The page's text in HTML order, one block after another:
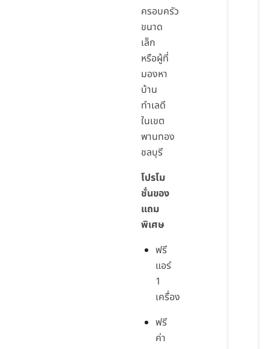
ครอบครัว
ขนาด
เล็ก
หรือผู้ที่
มองหา
บ้าน
ทำเลดี
ในเขต
พานทอง
ชลบุรี
โปรโม
ชั่นของ
แถม
พิเศษ
ฟรี
แอร์
1
เครื่อง
ฟรี
ค่า